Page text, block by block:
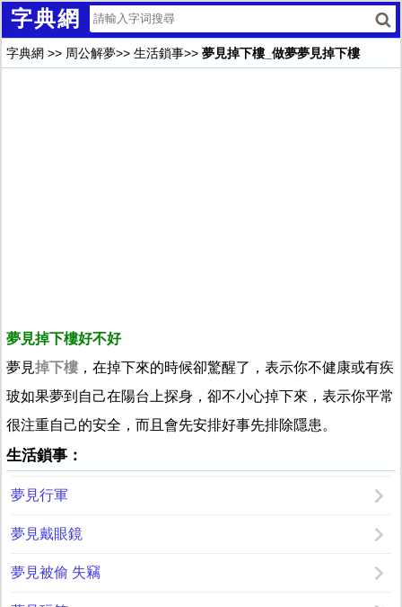
字典網
字典網 >> 周公解夢>> 生活鎖事>> 夢見掉下樓_做夢夢見掉下樓
夢見掉下樓好不好
夢見掉下樓 ，在掉下來的時候卻驚醒了，表示你不健康或有疾
玻如果夢到自己在陽台上探身，卻不小心掉下來，表示你平常
很注重自己的安全，而且會先安排好事先排除隱患。
生活鎖事：
夢見行軍
夢見戴眼鏡
夢見被偷 失竊